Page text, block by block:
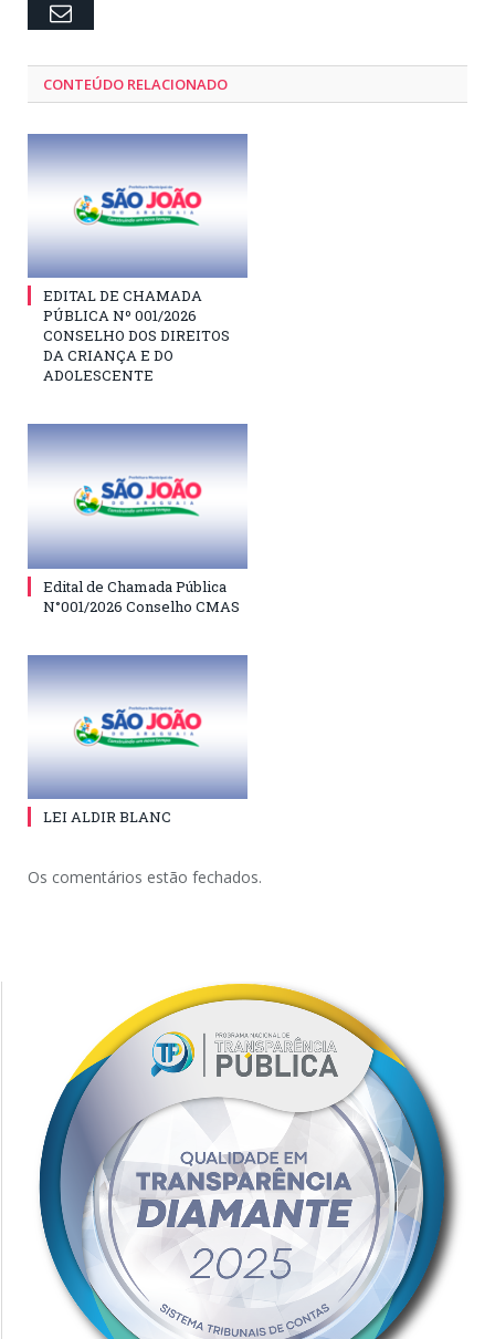
Email
CONTEÚDO RELACIONADO
EDITAL DE CHAMADA
PÚBLICA Nº 001/2026
CONSELHO DOS DIREITOS
DA CRIANÇA E DO
ADOLESCENTE
Edital de Chamada Pública
N°001/2026 Conselho CMAS
LEI ALDIR BLANC
Os comentários estão fechados.